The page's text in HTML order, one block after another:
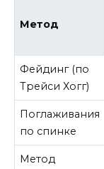
Метод
Фейдинг (по
Трейси Хогг)
Поглаживания
по спинке
Метод